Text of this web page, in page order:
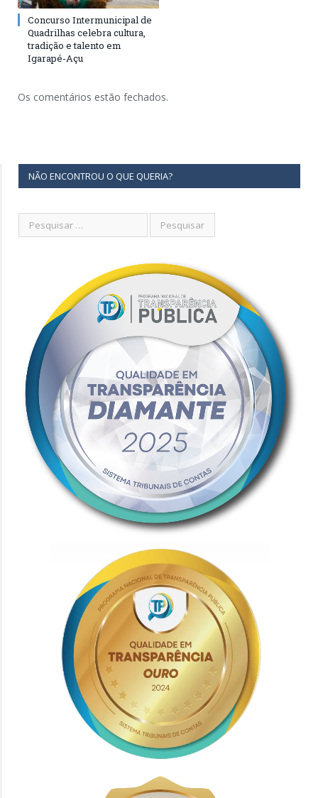
Concurso Intermunicipal de
Quadrilhas celebra cultura,
tradição e talento em
Igarapé-Açu
Os comentários estão fechados.
NÃO ENCONTROU O QUE QUERIA?